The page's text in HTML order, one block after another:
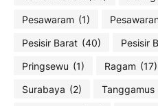
Pesawaram (1)
Pesisir Barat (40) Pesisir
Pringsewu (1) Ragam (17)
Surabaya (2) Tanggamus